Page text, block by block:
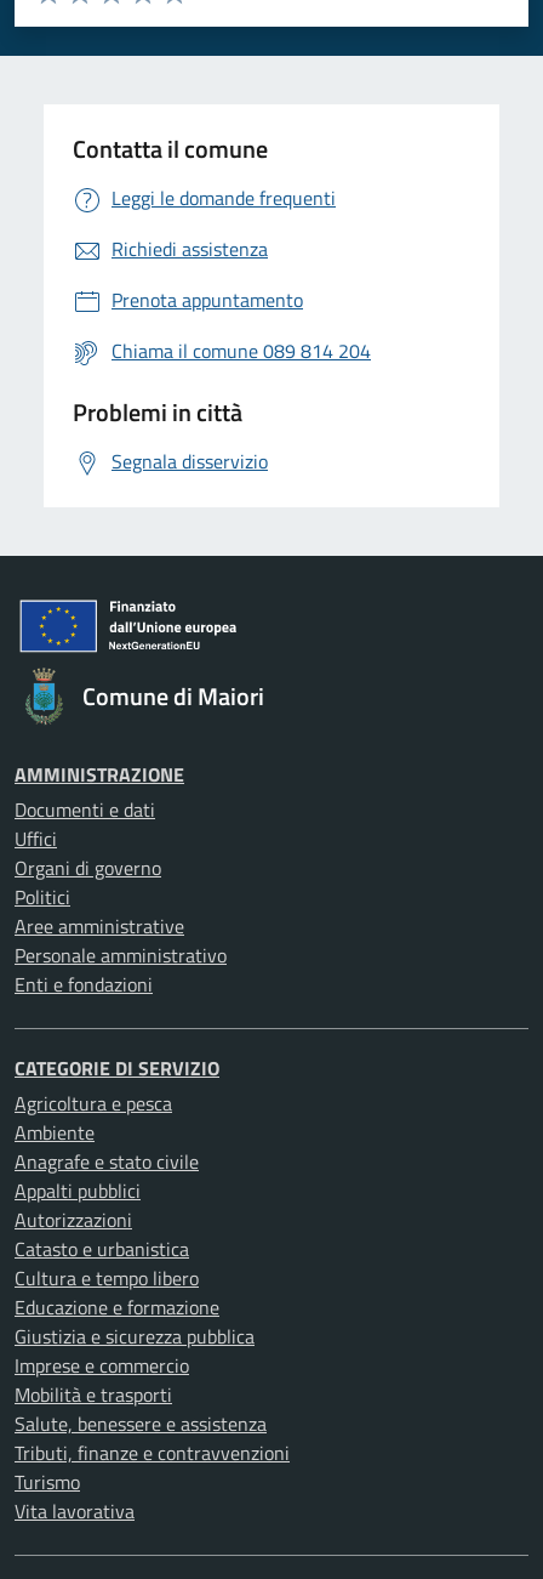
Valuta 5 stelle su 5
Valuta 4 stelle su 5
Valuta 3 stelle su 5
Valuta 2 stelle su 5
Valuta 1 stelle su 5
Contatta il comune
Leggi le domande frequenti
Richiedi assistenza
Prenota appuntamento
Chiama il comune 089 814 204
Problemi in città
Segnala disservizio
Comune di Maiori
AMMINISTRAZIONE
Documenti e dati
Uffici
Organi di governo
Politici
Aree amministrative
Personale amministrativo
Enti e fondazioni
CATEGORIE DI SERVIZIO
Agricoltura e pesca
Ambiente
Anagrafe e stato civile
Appalti pubblici
Autorizzazioni
Catasto e urbanistica
Cultura e tempo libero
Educazione e formazione
Giustizia e sicurezza pubblica
Imprese e commercio
Mobilità e trasporti
Salute, benessere e assistenza
Tributi, finanze e contravvenzioni
Turismo
Vita lavorativa